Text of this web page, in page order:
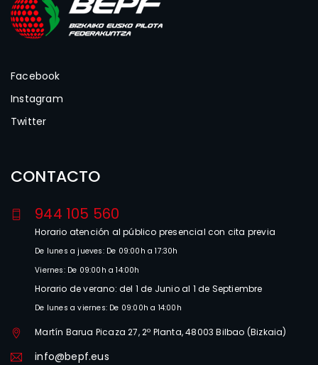
Facebook
Instagram
Twitter
CONTACTO
944 105 560
Horario atención al público presencial con cita previa
De lunes a jueves: De 09:00h a 17:30h
Viernes: De 09:00h a 14:00h
Horario de verano: del 1 de Junio al 1 de Septiembre
De lunes a viernes: De 09:00h a 14:00h
Martín Barua Picaza 27, 2º Planta, 48003 Bilbao (Bizkaia)
info@bepf.eus